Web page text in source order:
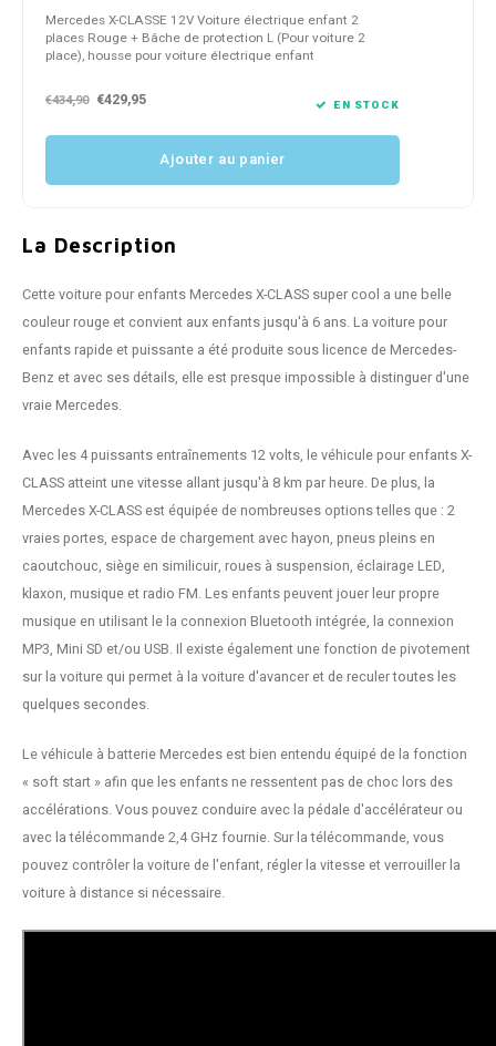
Mercedes X-CLASSE 12V Voiture électrique enfant 2
places Rouge + Bâche de protection L (Pour voiture 2
place), housse pour voiture électrique enfant
€434,90 €429,95 EN STOCK
Ajouter au panier
La Description
Cette voiture pour enfants Mercedes X-CLASS super cool a une belle
couleur rouge et convient aux enfants jusqu'à 6 ans. La voiture pour
enfants rapide et puissante a été produite sous licence de Mercedes-
Benz et avec ses détails, elle est presque impossible à distinguer d'une
vraie Mercedes.
Avec les 4 puissants entraînements 12 volts, le véhicule pour enfants X-
CLASS atteint une vitesse allant jusqu'à 8 km par heure. De plus, la
Mercedes X-CLASS est équipée de nombreuses options telles que : 2
vraies portes, espace de chargement avec hayon, pneus pleins en
caoutchouc, siège en similicuir, roues à suspension, éclairage LED,
klaxon, musique et radio FM. Les enfants peuvent jouer leur propre
musique en utilisant le la connexion Bluetooth intégrée, la connexion
MP3, Mini SD et/ou USB. Il existe également une fonction de pivotement
sur la voiture qui permet à la voiture d'avancer et de reculer toutes les
quelques secondes.
Le véhicule à batterie Mercedes est bien entendu équipé de la fonction
« soft start » afin que les enfants ne ressentent pas de choc lors des
accélérations. Vous pouvez conduire avec la pédale d'accélérateur ou
avec la télécommande 2,4 GHz fournie. Sur la télécommande, vous
pouvez contrôler la voiture de l'enfant, régler la vitesse et verrouiller la
voiture à distance si nécessaire.